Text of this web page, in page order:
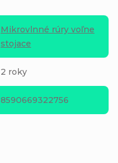
Mikrovlnné rúry voľne
stojace
2 roky
8590669322756